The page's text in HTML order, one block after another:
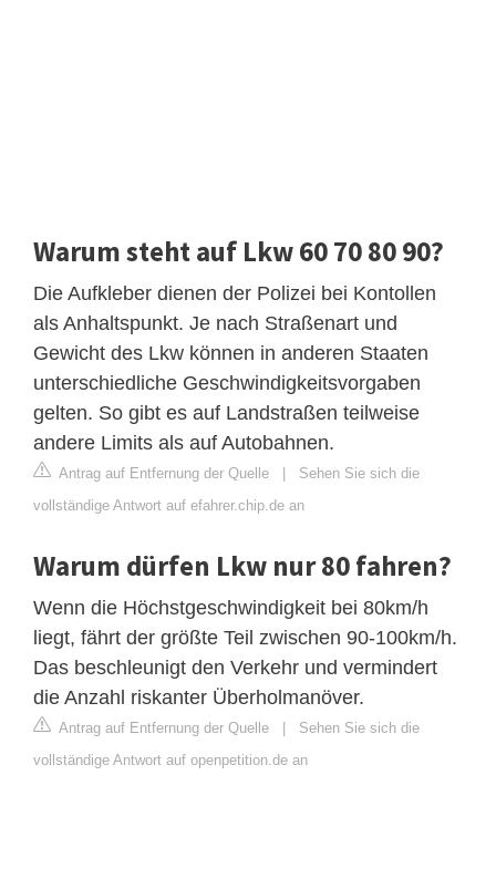
Warum steht auf Lkw 60 70 80 90?
Die Aufkleber dienen der Polizei bei Kontollen
als Anhaltspunkt. Je nach Straßenart und
Gewicht des Lkw können in anderen Staaten
unterschiedliche Geschwindigkeitsvorgaben
gelten. So gibt es auf Landstraßen teilweise
andere Limits als auf Autobahnen.
Antrag auf Entfernung der Quelle
Sehen Sie sich die
vollständige Antwort auf efahrer.chip.de an
Warum dürfen Lkw nur 80 fahren?
Wenn die Höchstgeschwindigkeit bei 80km/h
liegt, fährt der größte Teil zwischen 90-100km/h.
Das beschleunigt den Verkehr und vermindert
die Anzahl riskanter Überholmanöver.
Antrag auf Entfernung der Quelle
Sehen Sie sich die
vollständige Antwort auf openpetition.de an